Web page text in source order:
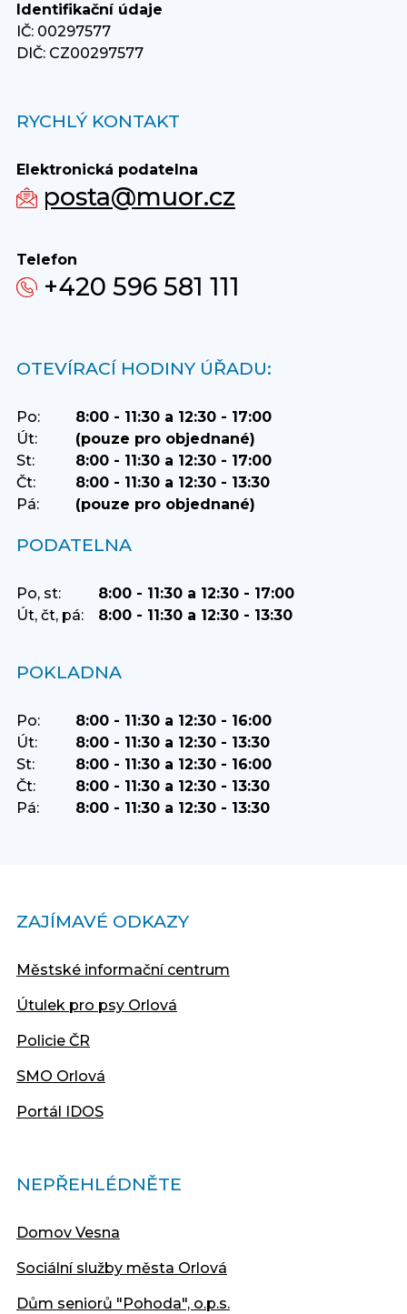
Identifikační údaje
IČ: 00297577
DIČ: CZ00297577
RYCHLÝ KONTAKT
Elektronická podatelna
posta@muor.cz
Telefon
+420 596 581 111
OTEVÍRACÍ HODINY ÚŘADU:
Po:
8:00 - 11:30 a 12:30 - 17:00
Út:
(pouze pro objednané)
St:
8:00 - 11:30 a 12:30 - 17:00
Čt:
8:00 - 11:30 a 12:30 - 13:30
Pá:
(pouze pro objednané)
PODATELNA
Po, st:
8:00 - 11:30 a 12:30 - 17:00
Út, čt, pá:
8:00 - 11:30 a 12:30 - 13:30
POKLADNA
Po:
8:00 - 11:30 a 12:30 - 16:00
Út:
8:00 - 11:30 a 12:30 - 13:30
St:
8:00 - 11:30 a 12:30 - 16:00
Čt:
8:00 - 11:30 a 12:30 - 13:30
Pá:
8:00 - 11:30 a 12:30 - 13:30
ZAJÍMAVÉ ODKAZY
Městské informační centrum
Útulek pro psy Orlová
Policie ČR
SMO Orlová
Portál IDOS
NEPŘEHLÉDNĚTE
Domov Vesna
Sociální služby města Orlová
Dům seniorů "Pohoda", o.p.s.